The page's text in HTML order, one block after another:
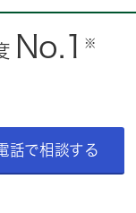
No.1 ※
話で相談する